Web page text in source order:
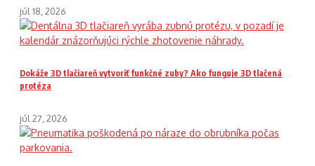
júl 18, 2026
Dokáže 3D tlačiareň vytvoriť funkčné zuby? Ako funguje 3D tlačená
protéza
júl 27, 2026